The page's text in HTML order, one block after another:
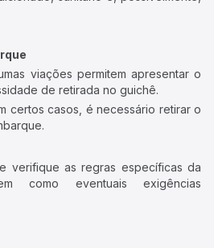
viações permitem apresentar o
de retirada no guichê.
certos casos, é necessário retirar o
verifique as regras específicas da
como eventuais exigências